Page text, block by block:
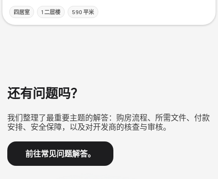
四居室 1 二层楼 590 平米
还有问题吗？
我们整理了最重要主题的解答：购房流程、所需文件、付款
安排、安全保障，以及对开发商的核查与审核。
前往常见问题解答。